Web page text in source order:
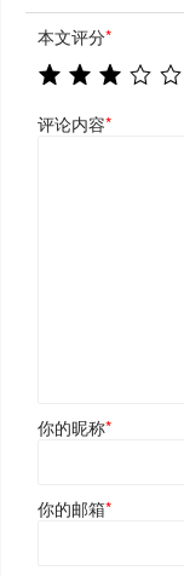
本文评分*
评论内容*
你的昵称*
你的邮箱*